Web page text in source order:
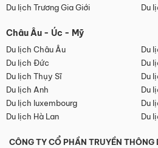
Du lịch Trương Gia Giới
Du
Châu Âu - Úc - Mỹ
Du lịch Châu Âu
Du
Du lịch Đức
Du
Du lịch Thụy Sĩ
Du
Du lịch Anh
Du
Du lịch luxembourg
Du
Du lịch Hà Lan
Du
CÔNG TY CỔ PHẦN TRUYỀN THÔNG